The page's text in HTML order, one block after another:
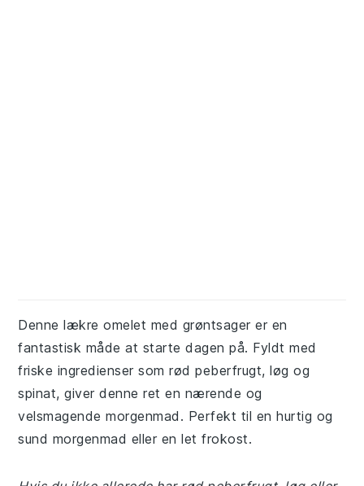
Denne lækre omelet med grøntsager er en
fantastisk måde at starte dagen på. Fyldt med
friske ingredienser som rød peberfrugt, løg og
spinat, giver denne ret en nærende og
velsmagende morgenmad. Perfekt til en hurtig og
sund morgenmad eller en let frokost.